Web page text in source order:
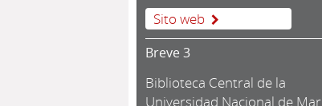
Sito web
Breve 3
Biblioteca Central de la
Universidad Nacional de Mar